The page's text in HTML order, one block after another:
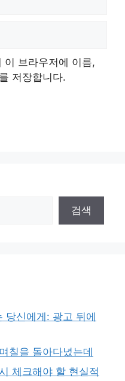
이 브라우저에 이름,
저장합니다.
검색
당신에게: 광고 뒤에
칠을 돌아다녔는데
체크해야 할 현실적